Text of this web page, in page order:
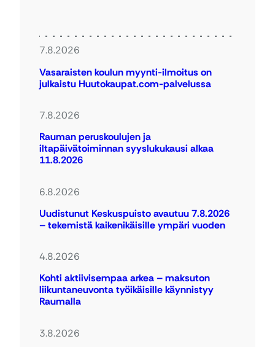
7.8.2026
Vasaraisten koulun myynti-ilmoitus on
julkaistu Huutokaupat.com-palvelussa
7.8.2026
Rauman peruskoulujen ja
iltapäivätoiminnan syyslukukausi alkaa
11.8.2026
6.8.2026
Uudistunut Keskuspuisto avautuu 7.8.2026
– tekemistä kaikenikäisille ympäri vuoden
4.8.2026
Kohti aktiivisempaa arkea – maksuton
liikuntaneuvonta työikäisille käynnistyy
Raumalla
3.8.2026